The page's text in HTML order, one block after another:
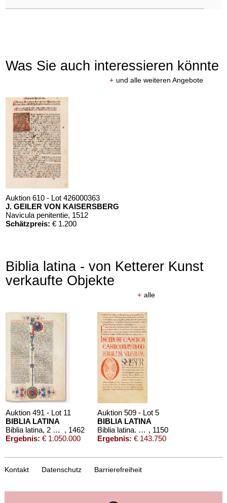
Was Sie auch interessieren könnte
+ und alle weiteren Angebote
Auktion 610 - Lot 426000363
J. GEILER VON KAISERSBERG
Navicula penitentie, 1512
Schätzpreis: € 1.200
Biblia latina - von Ketterer Kunst
verkaufte Objekte
+ alle
Auktion 491 - Lot 11
BIBLIA LATINA
Biblia latina, 2 Bände
, 1462
Ergebnis: € 1.050.000
Auktion 509 - Lot 5
BIBLIA LATINA
Biblia latina. Handschrift auf Pergament, 12. Jahrhundert , 1150
Ergebnis: € 143.750
Kontakt Datenschutz Barrierefreiheit